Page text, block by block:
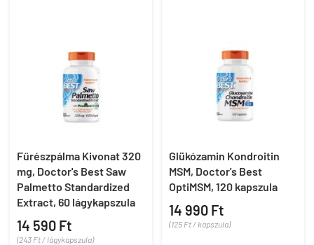
Fűrészpálma Kivonat 320
mg, Doctor's Best Saw
Palmetto Standardized
Extract, 60 lágykapszula
14 590 Ft
(243 Ft / lágykapszula)
Glükózamin Kondroitin
MSM, Doctor's Best
OptiMSM, 120 kapszula
14 990 Ft
(125 Ft / kapszula)